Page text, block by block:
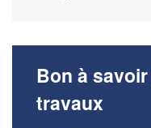
Bon à
travaux